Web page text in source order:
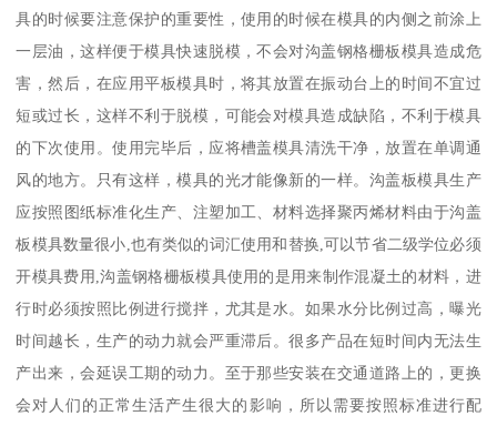
具的时候要注意保护的重要性，使用的时候在模具的内侧之前涂上
一层油，这样便于模具快速脱模，不会对沟盖钢格栅板模具造成危
害，然后，在应用平板模具时，将其放置在振动台上的时间不宜过
短或过长，这样不利于脱模，可能会对模具造成缺陷，不利于模具
的下次使用。使用完毕后，应将槽盖模具清洗干净，放置在单调通
风的地方。只有这样，模具的光才能像新的一样。沟盖板模具生产
应按照图纸标准化生产、注塑加工、材料选择聚丙烯材料由于沟盖
板模具数量很小,也有类似的词汇使用和替换,可以节省二级学位必须
开模具费用,沟盖钢格栅板模具使用的是用来制作混凝土的材料，进
行时必须按照比例进行搅拌，尤其是水。如果水分比例过高，曝光
时间越长，生产的动力就会严重滞后。很多产品在短时间内无法生
产出来，会延误工期的动力。至于那些安装在交通道路上的，更换
会对人们的正常生活产生很大的影响，所以需要按照标准进行配